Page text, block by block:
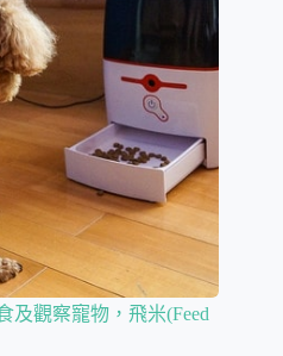
及觀察寵物，飛米(Feed